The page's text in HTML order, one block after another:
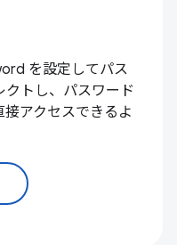
を設定してパス
クトし、パスワード
アクセスできるよ